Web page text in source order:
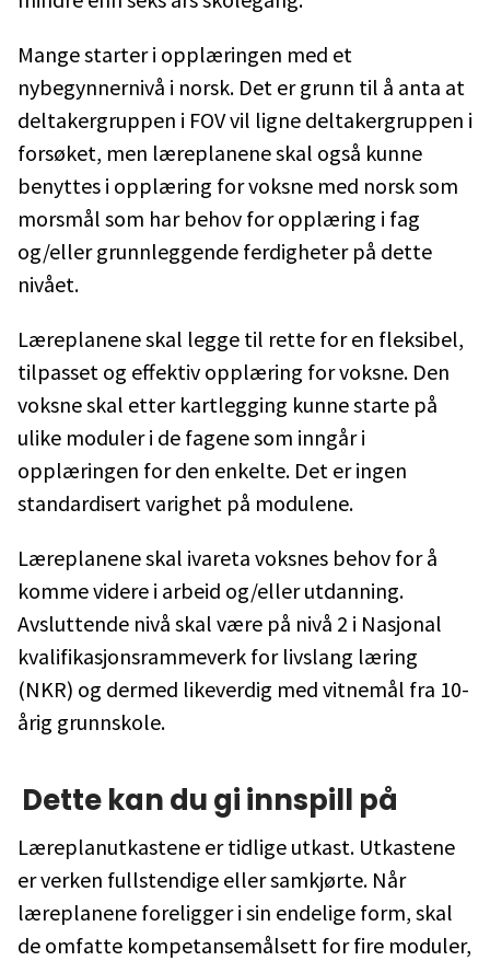
Mange starter i opplæringen med et
nybegynnernivå i norsk. Det er grunn til å anta at
deltakergruppen i FOV vil ligne deltakergruppen i
forsøket, men læreplanene skal også kunne
benyttes i opplæring for voksne med norsk som
morsmål som har behov for opplæring i fag
og/eller grunnleggende ferdigheter på dette
nivået.
Læreplanene skal legge til rette for en fleksibel,
tilpasset og effektiv opplæring for voksne. Den
voksne skal etter kartlegging kunne starte på
ulike moduler i de fagene som inngår i
opplæringen for den enkelte. Det er ingen
standardisert varighet på modulene.
Læreplanene skal ivareta voksnes behov for å
komme videre i arbeid og/eller utdanning.
Avsluttende nivå skal være på nivå 2 i Nasjonal
kvalifikasjonsrammeverk for livslang læring
(NKR) og dermed likeverdig med vitnemål fra 10-
årig grunnskole.
Dette kan du gi innspill på
Læreplanutkastene er tidlige utkast. Utkastene
er verken fullstendige eller samkjørte. Når
læreplanene foreligger i sin endelige form, skal
de omfatte kompetansemålsett for fire moduler,